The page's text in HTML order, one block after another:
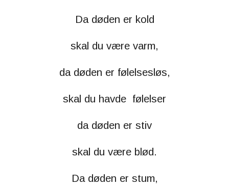
Da døden er kold
skal du være varm,
da døden er følelsesløs,
skal du havde følelser
da døden er stiv
skal du være blød.
Da døden er stum,